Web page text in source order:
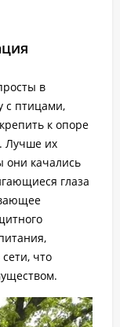
в
с птицами,
к опоре
Лучше их
они качались
глаза
что